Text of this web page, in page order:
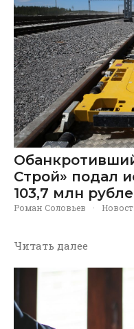
Строй» подал
103,7 млн
Роман Соловьев ·
Читать далее